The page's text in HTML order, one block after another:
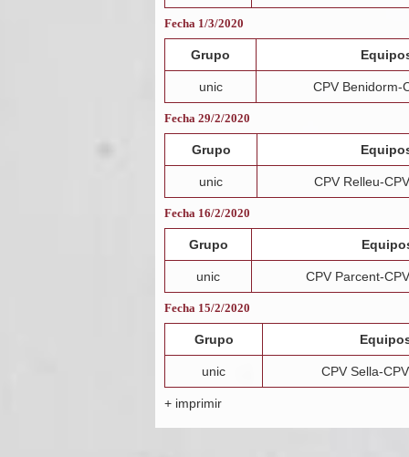
Fecha 1/3/2020
Grupo
unic CPV Benidorm-
Fecha 29/2/2020
Grupo
unic CPV Relleu-
Fecha 16/2/2020
Grupo
unic CPV Parcent-
Fecha 15/2/2020
Grupo
unic CPV Sella-
+ imprimir